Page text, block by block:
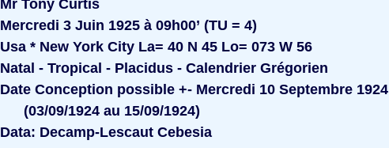
Mr Tony Curtis
Mercredi 3 Juin 1925 à 09h00’ (TU = 4)
Usa * New York City La= 40 N 45 Lo= 073 W 56
Natal - Tropical - Placidus - Calendrier Grégorien
Date Conception possible +- Mercredi 10 Septembre 1924
(03/09/1924 au 15/09/1924)
Data: Decamp-Lescaut Cebesia